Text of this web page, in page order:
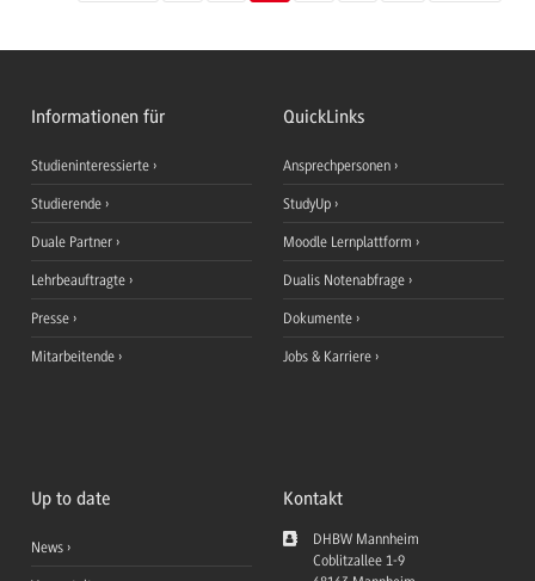
Informationen für
Studieninteressierte
Studierende
Duale Partner
Lehrbeauftragte
Presse
Mitarbeitende
QuickLinks
Ansprechpersonen
StudyUp
Moodle Lernplattform
Dualis Notenabfrage
Dokumente
Jobs & Karriere
Up to date
News
Kontakt
DHBW Mannheim
Coblitzallee 1-9